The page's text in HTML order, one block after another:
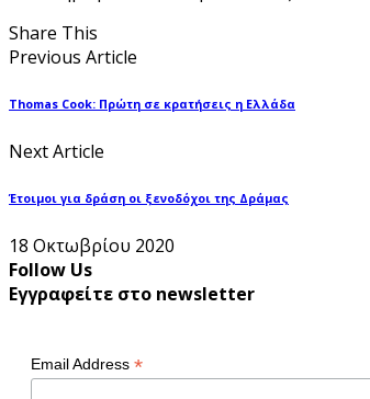
Share This
Previous Article
Thomas Cook: Πρώτη σε κρατήσεις η Ελλάδα
Next Article
Έτοιμοι για δράση οι ξενοδόχοι της Δράμας
18 Οκτωβρίου 2020
Follow Us
Εγγραφείτε στο newsletter
Email Address *